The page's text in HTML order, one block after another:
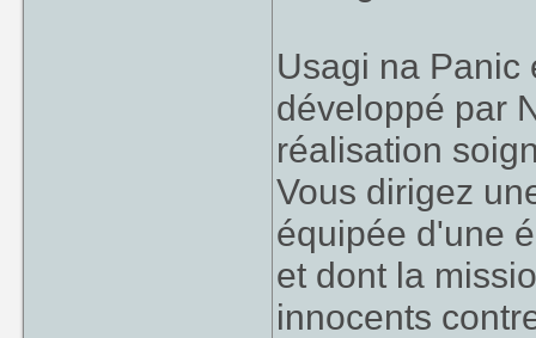
Usagi na Panic
développé par
réalisation
Vous dirigez
équipée d'une
et dont la
innocents